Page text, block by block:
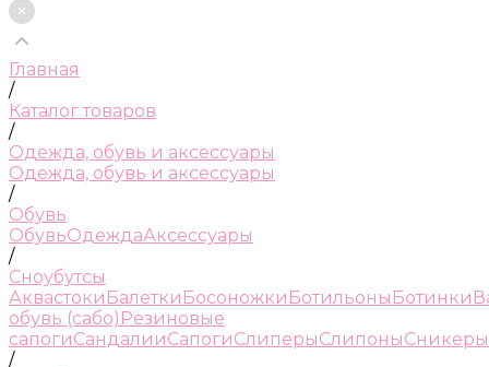
Главная
/
Каталог товаров
/
Одежда, обувь и аксессуары
Одежда, обувь и аксессуары
/
Обувь
ОбувьОдеждаАксессуары
/
Сноубутсы
Аквастоки Балетки Босоножки Ботильоны Ботинки
обувь (сабо) Резиновые
сапогиСандалииСапогиСлиперыСлипоныСникеры
/